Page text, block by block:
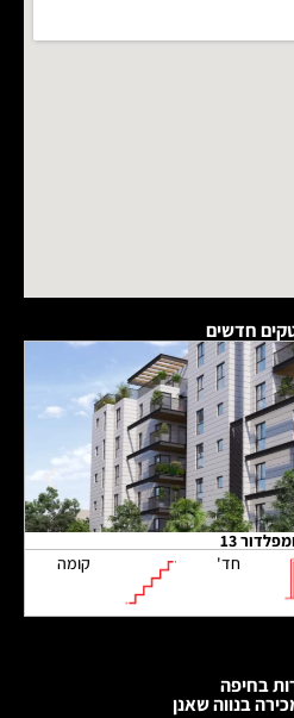
חדשים
13
חד' קומה
בחיפה
בנווה שאנן